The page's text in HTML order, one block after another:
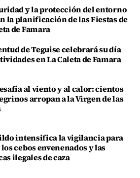
y la protección del entorno
la planificación de las Fiestas de
de Famara
de Teguise celebrará su día
en La Caleta de Famara
al viento y al calor: cientos
arropan a la Virgen de las
intensifica la vigilancia para
cebos envenenados y las
ilegales de caza